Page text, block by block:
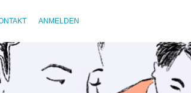
ANMELDEN